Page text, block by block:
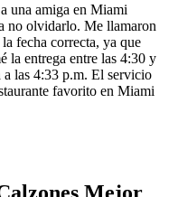
una amiga en Miami
no olvidarlo. Me llamaron
fecha correcta, ya que
la entrega entre las 4:30 y
las 4:33 p.m. El servicio
favorito en Miami
Mejor